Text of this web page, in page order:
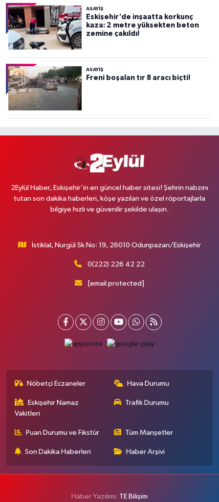
ASAYİŞ
Eskişehir'de inşaatta korkunç
kaza: 2 metre yüksekten beton
zemine çakıldı!
ASAYİŞ
Freni boşalan tır 8 aracı biçti!
2Eylül Haber, Eskişehir’in en güncel haber sitesi! Şehrin nabzını
tutan son dakika haberleri, köşe yazıları ve özel röportajlarla
bilgiye hızlı ve güvenilir şekilde ulaşın.
İstiklal, Nurgül Sk No: 19, 26010 Odunpazarı/Eskişehir
0(222) 226 42 22
[email protected]
Nöbetçi Eczaneler Hava Durumu
Eskişehir Namaz
Vakitleri
Trafik Durumu
Puan Durumu ve Fikstür Tüm Manşetler
Son Dakika Haberleri Haber Arşivi
Haber Yazılımı: TE Bilişim